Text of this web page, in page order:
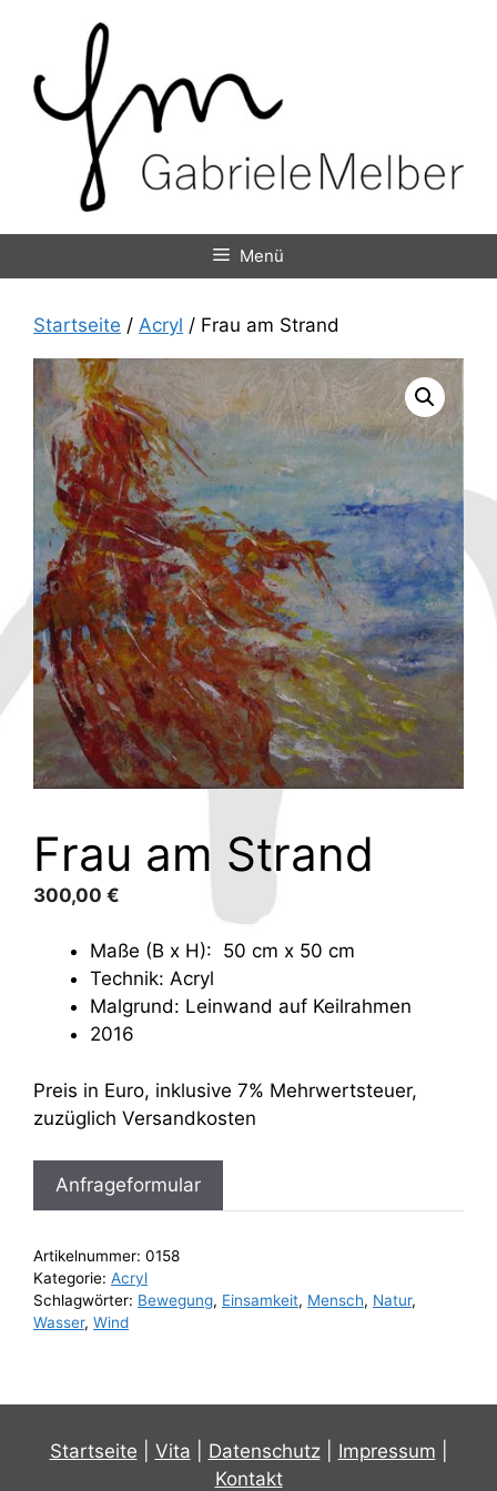
Menü
Startseite / Acryl / Frau am Strand
Frau am Strand
300,00 €
Maße (B x H): 50 cm x 50 cm
Technik: Acryl
Malgrund: Leinwand auf Keilrahmen
2016
Preis in Euro, inklusive 7% Mehrwertsteuer,
zuzüglich Versandkosten
Anfrageformular
Artikelnummer: 0158
Kategorie: Acryl
Schlagwörter: Bewegung, Einsamkeit, Mensch, Natur,
Wasser, Wind
Startseite Vita Datenschutz| Impressum
Kontakt